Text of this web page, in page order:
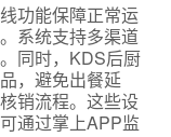
功能保障正常运
系统支持多渠道
同时，KDS后厨
，避免出餐延
销流程。这些设
通过掌上APP监